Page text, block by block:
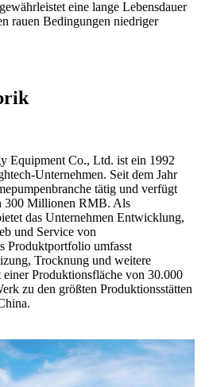
eine lange Lebensdauer
rauen Bedingungen niedriger
Equipment Co., Ltd. ist ein 1992
Unternehmen. Seit dem Jahr
tätig und verfügt
300 Millionen RMB. Als
das Unternehmen Entwicklung,
und Service von
Produktportfolio umfasst
Trocknung und weitere
Produktionsfläche von 30.000
zu den größten Produktionsstätten